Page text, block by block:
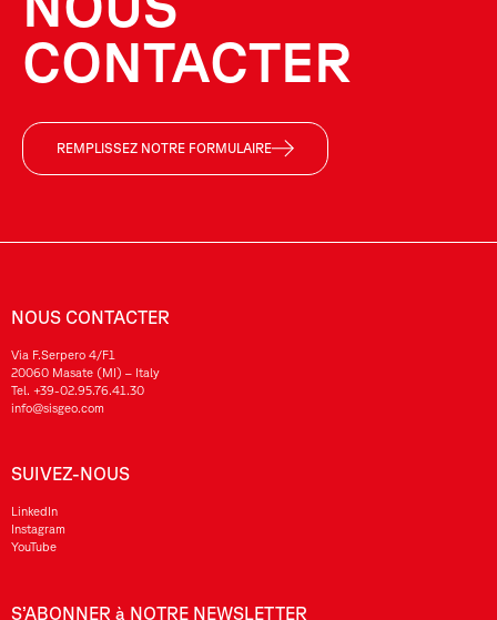
CONTACTER
REMPLISSEZ NOTRE FORMULAIRE
NOUS CONTACTER
Via F.Serpero 4/F1
20060 Masate (MI) – Italy
Tel. +39-02.95.76.41.30
info@sisgeo.com
SUIVEZ-NOUS
LinkedIn
Instagram
YouTube
S’ABONNER à NOTRE NEWSLETTER